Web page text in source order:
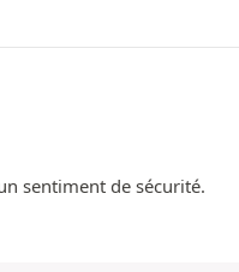
sentiment de sécurité.